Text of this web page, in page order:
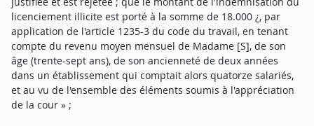
licenciement illicite est porté à la somme de 18.000 ¿, par
application de l'article 1235-3 du code du travail, en tenant
compte du revenu moyen mensuel de Madame [S], de son
âge (trente-sept ans), de son ancienneté de deux années
dans un établissement qui comptait alors quatorze salariés,
et au vu de l'ensemble des éléments soumis à l'appréciation
de la cour » ;